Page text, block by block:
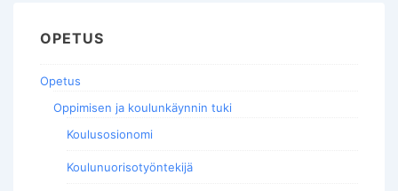
OPETUS
Opetus
Oppimisen ja koulunkäynnin tuki
Koulusosionomi
Koulunuorisotyöntekijä